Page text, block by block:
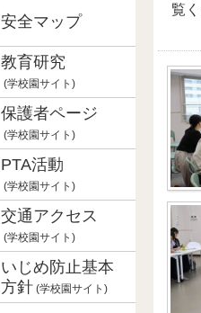
安全マップ
教育研究
(学校園サイト)
保護者ページ
(学校園サイト)
PTA活動
(学校園サイト)
交通アクセス
(学校園サイト)
いじめ防止基本
方針 (学校園サイト)
覧